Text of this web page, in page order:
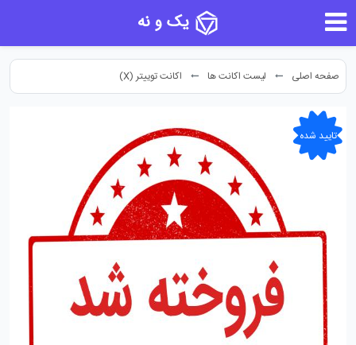
یک و نه
صفحه اصلی لیست اکانت ها اکانت توییتر (X)
تایید شده